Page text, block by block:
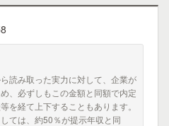
読み取った実力に対して、企業が
、必ずしもこの金額と同額で内定
を経て上下することもあります。
ては、約50％が提示年収と同